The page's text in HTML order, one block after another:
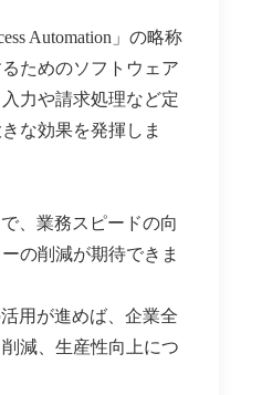
Automation」の略称
ためのソフトウェア
力や請求処理など定
な効果を発揮しま
、業務スピードの向
の削減が期待できま
用が進めば、企業全
減、生産性向上につ